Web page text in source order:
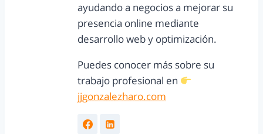
ayudando a negocios a mejorar su
presencia online mediante
desarrollo web y optimización.
Puedes conocer más sobre su
trabajo profesional en
jjgonzalezharo.com